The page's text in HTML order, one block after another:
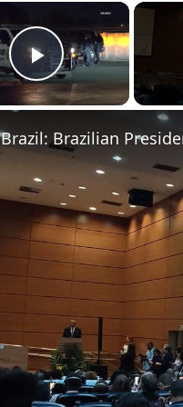
×
Play Video
Brazil: Brazilian